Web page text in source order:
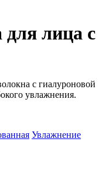
лица с
с гиалуроновой
увлажнения.
Увлажнение